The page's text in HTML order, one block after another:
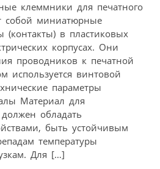
клеммники для печатного
собой миниатюрные
(контакты) в пластиковых
корпусах. Они
проводников к печатной
используется винтовой
параметры
Материал для
обладать
быть устойчивым
температуры
Для […]